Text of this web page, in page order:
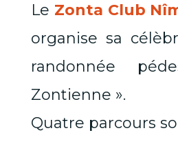
Le Zonta Club
organise sa
randonnée
Zontienne ».
Quatre parcours